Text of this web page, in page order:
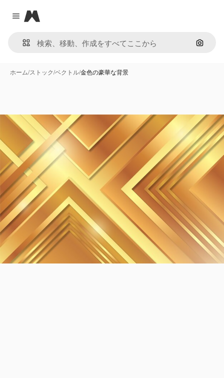
Close menu
Magnific
画像で
ホーム/ストック/ベクトル/金色の豪華な背景